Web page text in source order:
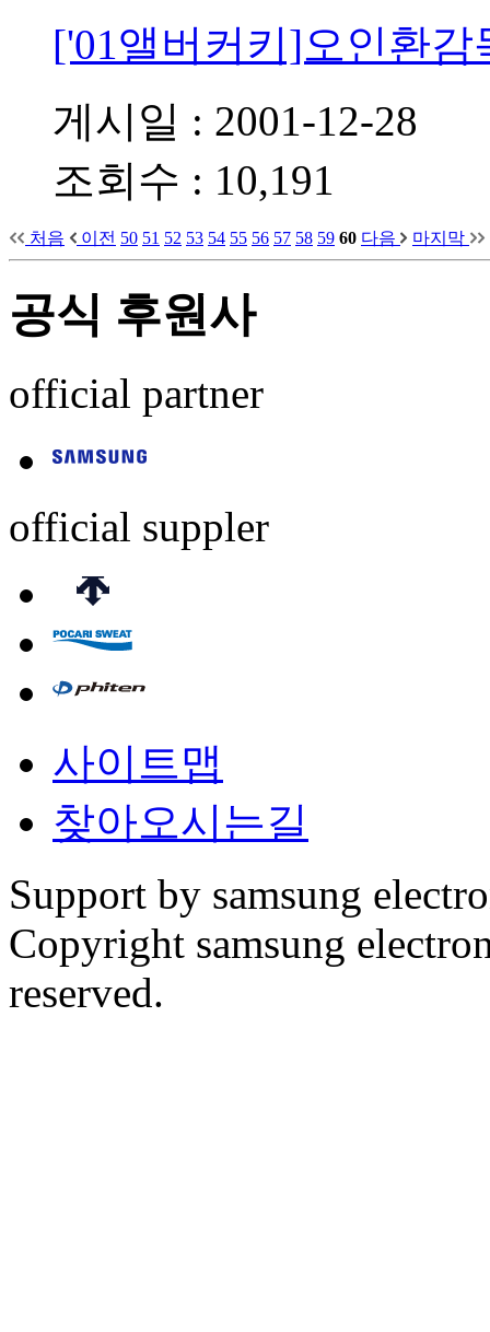
['01앨버커키]오인환감
게시일 : 2001-12-28
조회수 : 10,191
처음 이전 50 51 52 53 54 55 56 57 58 59 60 다음 마지막
공식 후원사
official partner
official suppler
사이트맵
찾아오시는길
Support by samsung
Copyright samsung
reserved.